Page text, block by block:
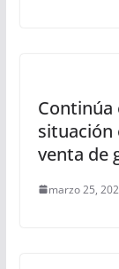
Continúa
situación
venta de
marzo 25,